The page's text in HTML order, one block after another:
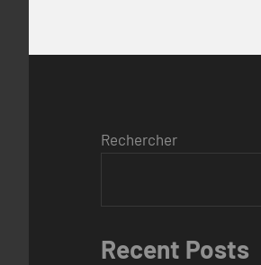
Rechercher
Recent Posts